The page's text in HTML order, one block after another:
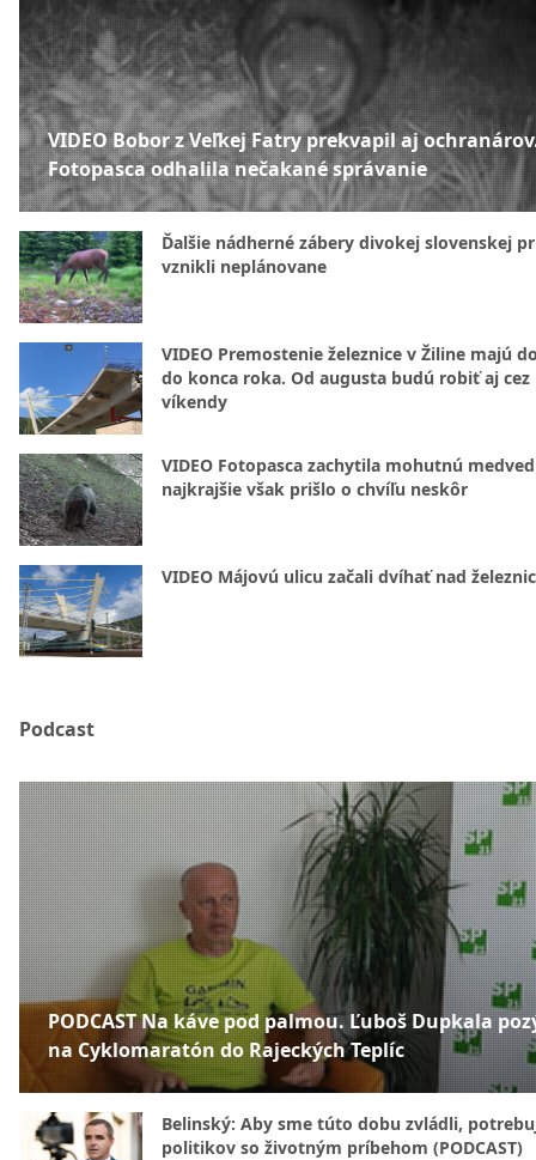
VIDEO Bobor z Veľkej Fatry prekvapil aj
Fotopasca odhalila nečakané správanie
Ďalšie nádherné zábery divokej slovenskej
vznikli neplánovane
VIDEO Premostenie železnice v Žiline majú
do konca roka. Od augusta budú robiť aj cez
víkendy
VIDEO Fotopasca zachytila mohutnú
najkrajšie však prišlo o chvíľu neskôr
VIDEO Májovú ulicu začali dvíhať nad
Podcast
PODCAST Na káve pod palmou. Ľuboš Dupkala
na Cyklomaratón do Rajeckých Teplíc
Belinský: Aby sme túto dobu zvládli,
politikov so životným príbehom (PODCAST)